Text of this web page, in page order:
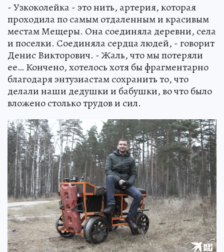
- Узкоколейка - это нить, артерия, которая
проходила по самым отдаленным и красивым
местам Мещеры. Она соединяла деревни, села
и поселки. Соединяла сердца людей, - говорит
Денис Викторович. - Жаль, что мы потеряли
ее… Кончено, хотелось хотя бы фрагментарно
благодаря энтузиастам сохранить то, что
делали наши дедушки и бабушки, во что было
вложено столько трудов и сил.